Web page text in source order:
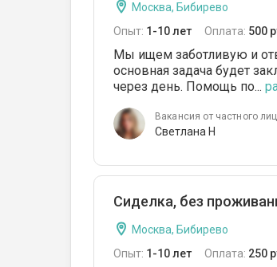
Москва, Бибирево
Опыт: 1-10 лет Оплата: 500
Мы ищем заботливую и
основная задача будет
через день. Помощь по...
Вакансия от частного
Светлана Н
Сиделка, без
Москва, Бибирево
Опыт: 1-10 лет Оплата: 250